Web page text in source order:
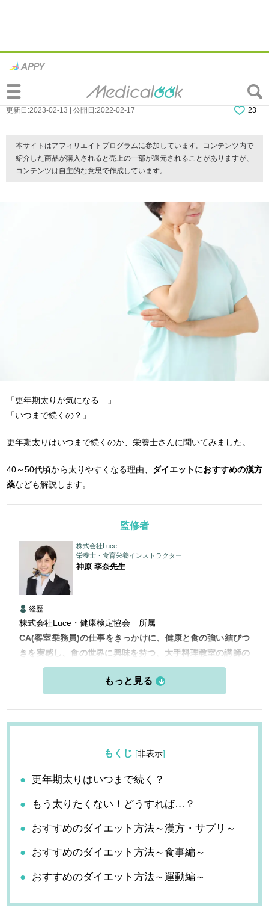
更年期太りはいつまで？もう太らないため
の対処法&効率的なダイエット方法
更新日:2023-02-13 | 公開日:2022-02-17 23
本サイトはアフィリエイトプログラムに参加しています。コンテンツ内で
紹介した商品が購入されると売上の一部が還元されることがありますが、
コンテンツは自主的な意思で作成しています。
「更年期太りが気になる…」
「いつまで続くの？」
更年期太りはいつまで続くのか、栄養士さんに聞いてみました。
40～50代頃から太りやすくなる理由、 ダイエットにおすすめの漢方
薬なども解説します。
監修者
株式会社Luce
栄養士・食育栄養インストラクター
神原 李奈先生
経歴
株式会社Luce・健康検定協会 所属
CA(客室乗務員)の仕事をきっかけに、健康と食の強い結びつ
きを実感し、食の世界に興味を持つ。大手料理教室の講師の
経験を経て、栄養士を目指すことに。栄養士免許を取得後の
現在は、現役CAとして世界中を飛び回りながら、栄養士と
もくじ [非表示]
更年期太りはいつまで続く？
もう太りたくない！どうすれば…？
おすすめのダイエット方法～漢方・サプリ～
おすすめのダイエット方法～食事編～
おすすめのダイエット方法～運動編～